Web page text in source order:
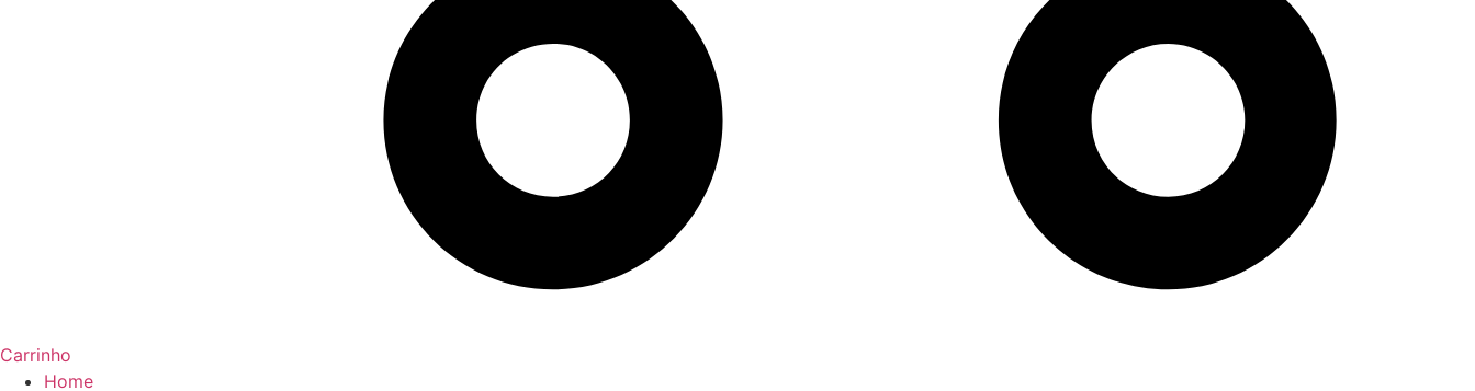
Carrinho
Home